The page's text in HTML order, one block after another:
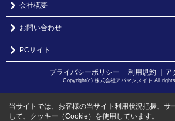
会社概要
お問い合わせ
PCサイト
プライバシーポリシー ｜ 利用規約 ｜
Copyright(c) 株式会社アパマンメイト All
当サイトでは、お客様の当サイト利用状況把握、サ
して、クッキー（Cookie）を使用しています。